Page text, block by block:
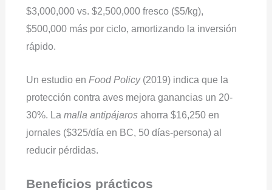
$3,000,000 vs. $2,500,000 fresco ($5/kg),
$500,000 más por ciclo, amortizando la inversión
rápido.
Un estudio en Food Policy(2019) indica que la
protección contra aves mejora ganancias un 20-
30%. La malla antipájarosahorra $16,250 en
jornales ($325/día en BC, 50 días-persona) al
reducir pérdidas.
Beneficios prácticos